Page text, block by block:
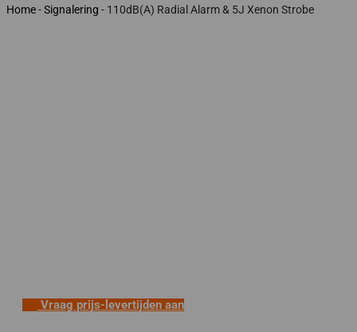
Home-Signalering - 110dB(A) Radial Alarm & 5J Xenon Strobe
Vraag prijs-levertijden aan